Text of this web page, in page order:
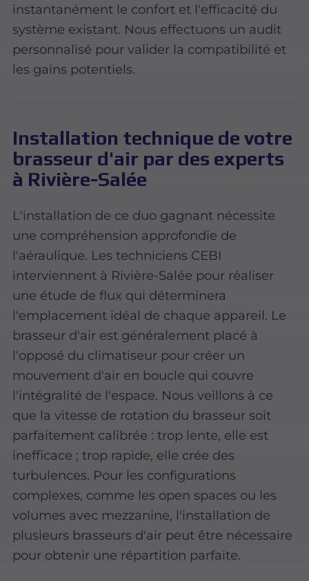
instantanément le confort et l'efficacité du
système existant. Nous effectuons un audit
personnalisé pour valider la compatibilité et
les gains potentiels.
Installation technique de votre
brasseur d'air par des experts
à Rivière-Salée
L'installation de ce duo gagnant nécessite
une compréhension approfondie de
l'aéraulique. Les techniciens CEBI
interviennent à Rivière-Salée pour réaliser
une étude de flux qui déterminera
l'emplacement idéal de chaque appareil. Le
brasseur d'air est généralement placé à
l'opposé du climatiseur pour créer un
mouvement d'air en boucle qui couvre
l'intégralité de l'espace. Nous veillons à ce
que la vitesse de rotation du brasseur soit
parfaitement calibrée : trop lente, elle est
inefficace ; trop rapide, elle crée des
turbulences. Pour les configurations
complexes, comme les open spaces ou les
volumes avec mezzanine, l'installation de
plusieurs brasseurs d'air peut être nécessaire
pour obtenir une répartition parfaite.